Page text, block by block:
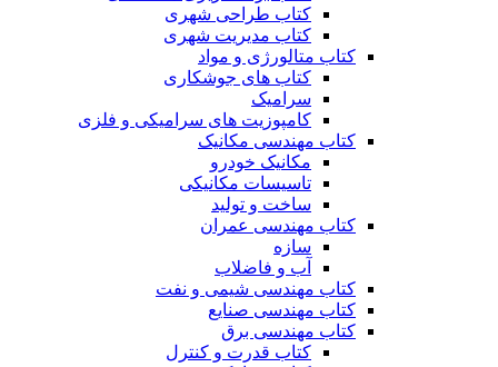
کتاب طراحی شهری
کتاب مدیریت شهری
کتاب متالورژی و مواد
کتاب های جوشکاری
سرامیک
کامپوزیت های سرامیکی و فلزی
کتاب مهندسی مکانیک
مکانیک خودرو
تاسیسات مکانیکی
ساخت و تولید
کتاب مهندسی عمران
سازه
آب و فاضلاب
کتاب مهندسی شیمی و نفت
کتاب مهندسی صنایع
کتاب مهندسی برق
کتاب قدرت و کنترل